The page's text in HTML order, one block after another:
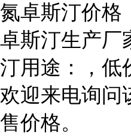
氮卓斯汀价格
卓斯汀生产厂
汀用途：，低
欢迎来电询问
售价格。